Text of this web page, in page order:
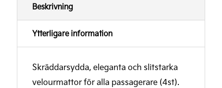
Beskrivning
Ytterligare information
Skräddarsydda, eleganta och slitstarka
velourmattor för alla passagerare (4st).